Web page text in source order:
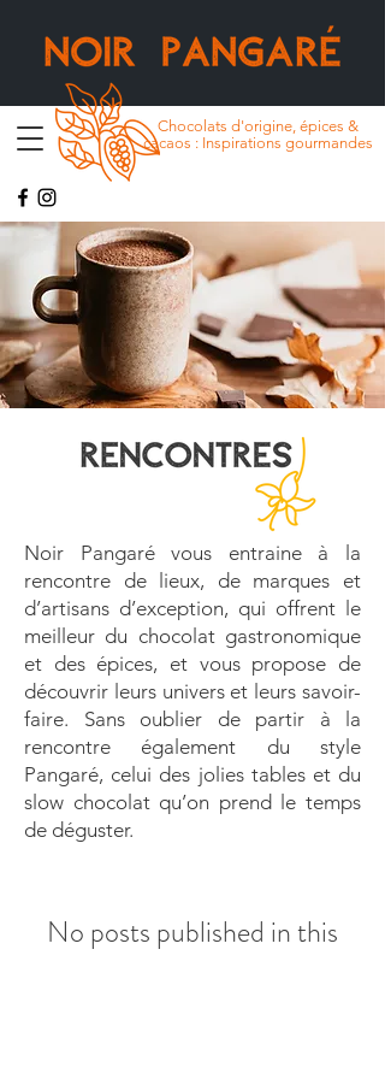
Chocolats d'origine, épices &
cacaos : Inspirations gourmandes
Noir Pangaré vous entraine à la
rencontre de lieux, de marques et
d’artisans d’exception, qui offrent le
meilleur du chocolat gastronomique
et des épices, et vous propose de
découvrir leurs univers et leurs savoir-
faire. Sans oublier de partir à la
rencontre également du style
Pangaré, celui des jolies tables et du
slow chocolat qu’on prend le temps
de déguster.
No posts published in this